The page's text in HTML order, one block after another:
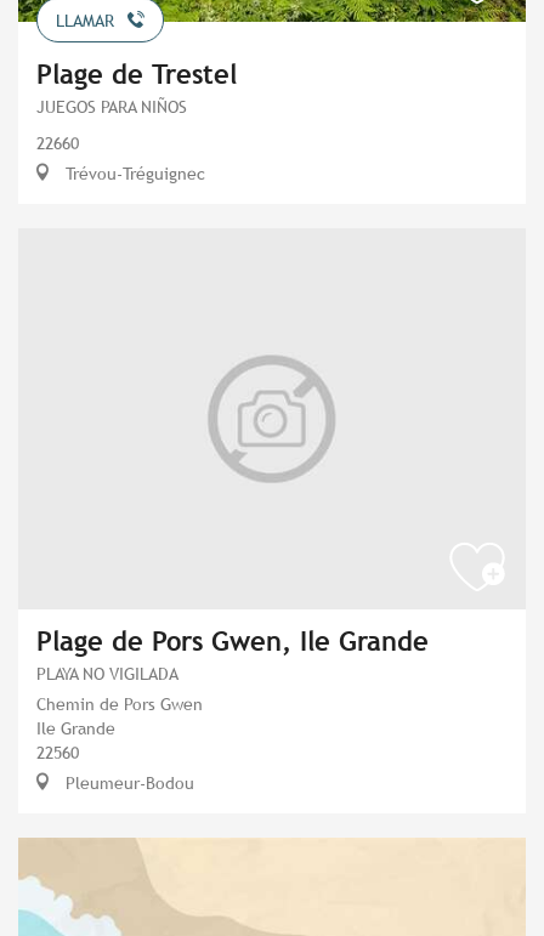
LLAMAR
Plage de Trestel
JUEGOS PARA NIÑOS
22660
Trévou-Tréguignec
Plage de Pors Gwen, Ile Grande
PLAYA NO VIGILADA
Chemin de Pors Gwen
Ile Grande
22560
Pleumeur-Bodou